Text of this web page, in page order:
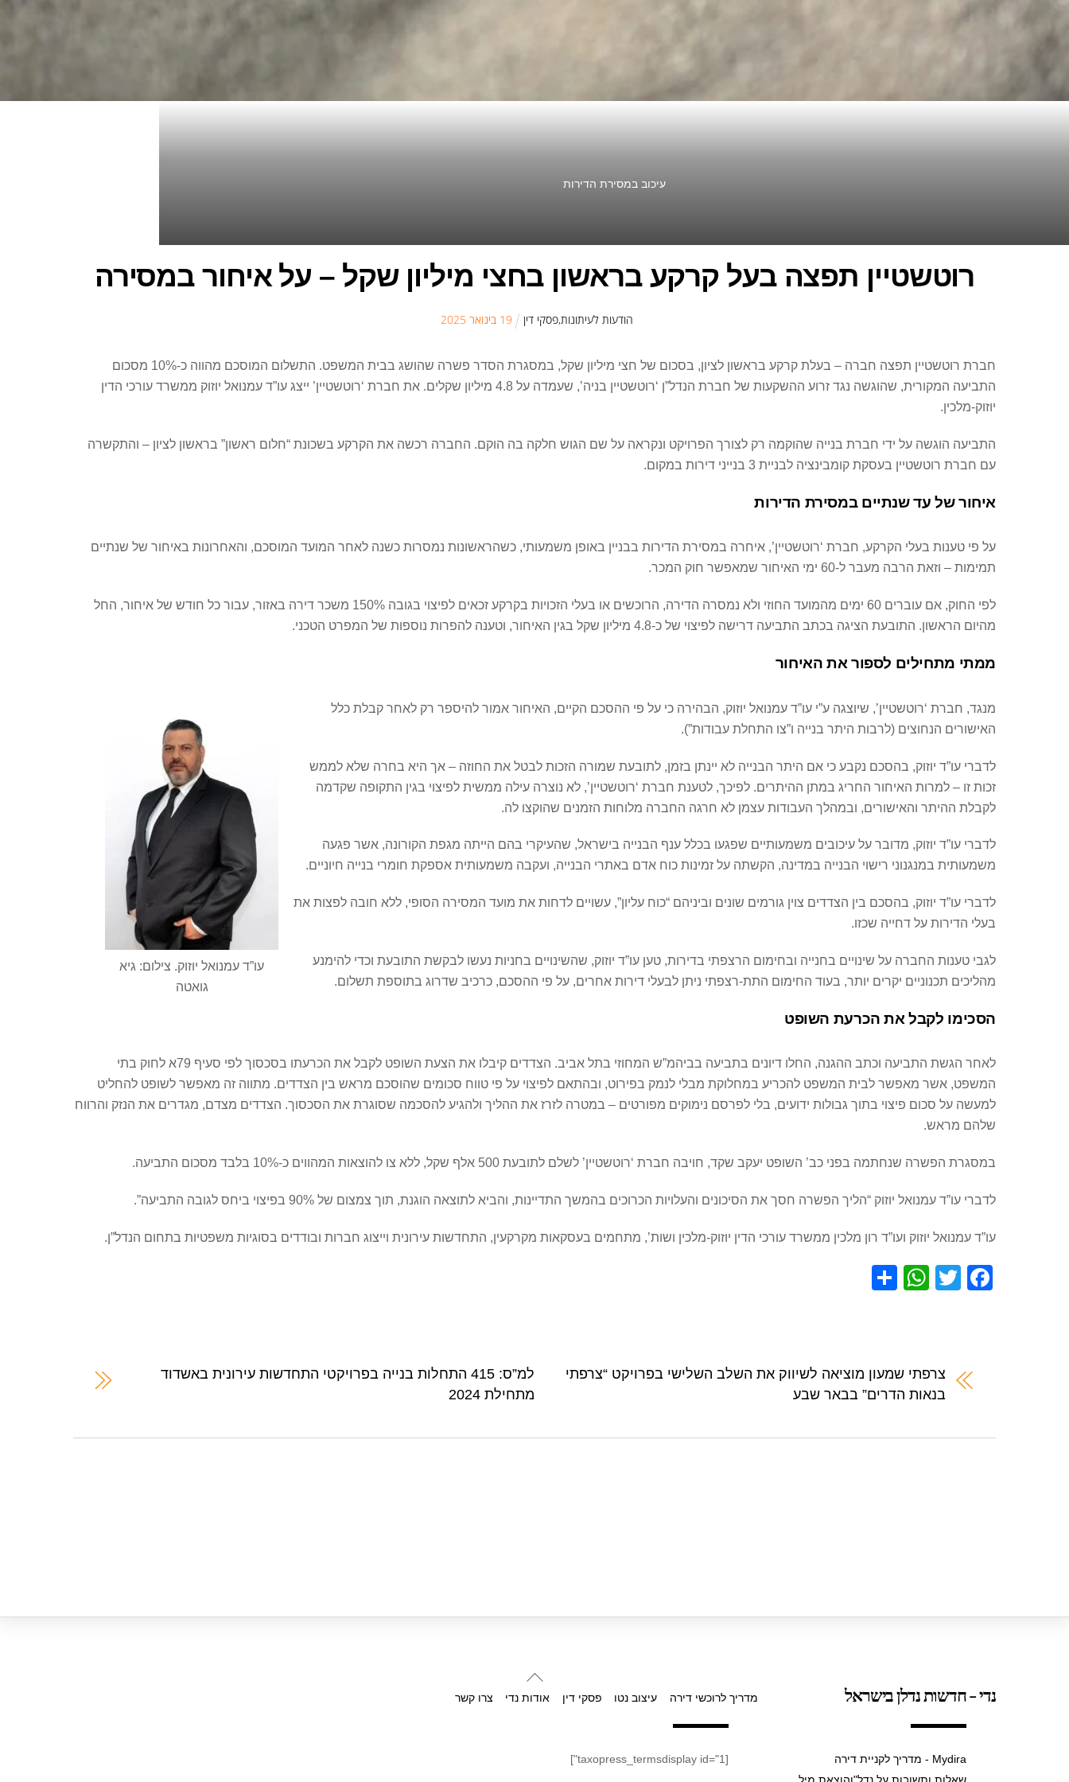
עיכוב במסירת הדירות
רוטשטיין תפצה בעל קרקע בראשון בחצי מיליון שקל – על איחור במסירה
הודעות לעיתונות,פסקי דין 19 בינואר 2025
חברת רוטשטיין תפצה חברה – בעלת קרקע בראשון לציון, בסכום של חצי מיליון שקל, במסגרת הסדר פשרה שהושג בבית המשפט. התשלום המוסכם מהווה כ-10% מסכום
התביעה המקורית, שהוגשה נגד זרוע ההשקעות של חברת הנדל”ן ‘רוטשטיין בניה’, שעמדה על 4.8 מיליון שקלים. את חברת ‘רוטשטיין’ ייצג עו”ד עמנואל יוזוק ממשרד עורכי הדין
יוזוק-מלכין.
התביעה הוגשה על ידי חברת בנייה שהוקמה רק לצורך הפרויקט ונקראה על שם הגוש חלקה בה הוקם. החברה רכשה את הקרקע בשכונת “חלום ראשון” בראשון לציון – והתקשרה
עם חברת רוטשטיין בעסקת קומבינציה לבניית 3 בנייני דירות במקום.
איחור של עד שנתיים במסירת הדירות
על פי טענות בעלי הקרקע, חברת ‘רוטשטיין’, איחרה במסירת הדירות בבניין באופן משמעותי, כשהראשונות נמסרות כשנה לאחר המועד המוסכם, והאחרונות באיחור של שנתיים
תמימות – וזאת הרבה מעבר ל-60 ימי האיחור שמאפשר חוק המכר.
לפי החוק, אם עוברים 60 ימים מהמועד החוזי ולא נמסרה הדירה, הרוכשים או בעלי הזכויות בקרקע זכאים לפיצוי בגובה 150% משכר דירה באזור, עבור כל חודש של איחור, החל
מהיום הראשון. התובעת הציגה בכתב התביעה דרישה לפיצוי של כ-4.8 מיליון שקל בגין האיחור, וטענה להפרות נוספות של המפרט הטכני.
ממתי מתחילים לספור את האיחור
עו”ד עמנואל יוזוק. צילום: גיא
גואטה
מנגד, חברת ‘רוטשטיין’, שיוצגה ע”י עו”ד עמנואל יוזוק, הבהירה כי על פי ההסכם הקיים, האיחור אמור להיספר רק לאחר קבלת כלל
האישורים הנחוצים (לרבות היתר בנייה ו”צו התחלת עבודות”).
לדברי עו”ד יוזוק, בהסכם נקבע כי אם היתר הבנייה לא יינתן בזמן, לתובעת שמורה הזכות לבטל את החוזה – אך היא בחרה שלא לממש
זכות זו – למרות האיחור החריג במתן ההיתרים. לפיכך, לטענת חברת ‘רוטשטיין’, לא נוצרה עילה ממשית לפיצוי בגין התקופה שקדמה
לקבלת ההיתר והאישורים, ובמהלך העבודות עצמן לא חרגה החברה מלוחות הזמנים שהוקצו לה.
לדברי עו”ד יוזוק, מדובר על עיכובים משמעותיים שפגעו בכלל ענף הבנייה בישראל, שהעיקרי בהם הייתה מגפת הקורונה, אשר פגעה
משמעותית במנגנוני רישוי הבנייה במדינה, הקשתה על זמינות כוח אדם באתרי הבנייה, ועקבה משמעותית אספקת חומרי בנייה חיוניים.
לדברי עו”ד יוזוק, בהסכם בין הצדדים צוין גורמים שונים וביניהם “כוח עליון”, עשויים לדחות את מועד המסירה הסופי, ללא חובה לפצות את
בעלי הדירות על דחייה שכזו.
לגבי טענות החברה על שינויים בחנייה ובחימום הרצפתי בדירות, טען עו”ד יוזוק, שהשינויים בחניות נעשו לבקשת התובעת וכדי להימנע
מהליכים תכנוניים יקרים יותר, בעוד החימום התת-רצפתי ניתן לבעלי דירות אחרים, על פי ההסכם, כרכיב שדרוג בתוספת תשלום.
הסכימו לקבל את הכרעת השופט
לאחר הגשת התביעה וכתב ההגנה, החלו דיונים בתביעה בביהמ”ש המחוזי בתל אביב. הצדדים קיבלו את הצעת השופט לקבל את הכרעתו בסכסוך לפי סעיף 79א לחוק בתי
המשפט, אשר מאפשר לבית המשפט להכריע במחלוקת מבלי לנמק בפירוט, ובהתאם לפיצוי על פי טווח סכומים שהוסכם מראש בין הצדדים. מתווה זה מאפשר לשופט להחליט
למעשה על סכום פיצוי בתוך גבולות ידועים, בלי לפרסם נימוקים מפורטים – במטרה לזרז את ההליך ולהגיע להסכמה שסוגרת את הסכסוך. הצדדים מצדם, מגדרים את הנזק והרווח
שלהם מראש.
במסגרת הפשרה שנחתמה בפני כב’ השופט יעקב שקד, חויבה חברת ‘רוטשטיין’ לשלם לתובעת 500 אלף שקל, ללא צו להוצאות המהווים כ-10% בלבד מסכום התביעה.
לדברי עו”ד עמנואל יוזוק “הליך הפשרה חסך את הסיכונים והעלויות הכרוכים בהמשך התדיינות, והביא לתוצאה הוגנת, תוך צמצום של 90% בפיצוי ביחס לגובה התביעה”.
עו”ד עמנואל יוזוק ועו”ד רון מלכין ממשרד עורכי הדין יוזוק-מלכין ושות’, מתחמים בעסקאות מקרקעין, התחדשות עירונית וייצוג חברות ובודדים בסוגיות משפטיות בתחום הנדל”ן.
F
b
o
T
W
A
p
p
צרפתי שמעון מוציאה לשיווק את השלב השלישי בפרויקט “צרפתי
בנאות הדרים” בבאר שבע
למ”ס: 415 התחלות בנייה בפרויקטי התחדשות עירונית באשדוד
מתחילת 2024
Back
To
נדי - חדשות נדלן בישראל מדריך לרוכשי דירה עיצוב נטו פסקי דין אודות נדי צרו קשר
Mydira - מדריך לקניית דירה
[taxopress_termsdisplay id="1"]